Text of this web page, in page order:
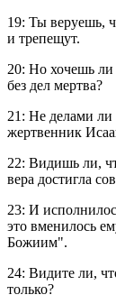
19: Ты веруешь,
и трепещут.
20: Но хочешь ли
без дел мертва?
21: Не делами ли
жертвенник
22: Видишь ли,
вера достигла
23: И
это вменилось
Божиим".
24: Видите ли,
только?